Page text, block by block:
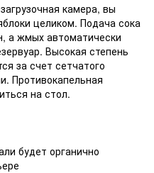
камера, вы
целиком. Подача сока
а жмых автоматически
Высокая степень
за счет сетчатого
Противокапельная
на стол.
будет органично